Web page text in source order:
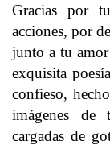
Gracias por
acciones, por
junto a tu amor
exquisita
confieso,
imágenes de
cargadas de